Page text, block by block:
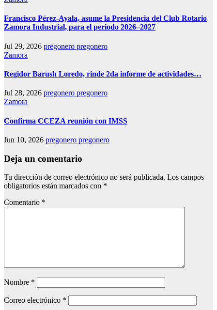
Francisco Pérez-Ayala, asume la Presidencia del Club Rotario
Zamora Industrial, para el periodo 2026–2027
Jul 29, 2026 pregonero pregonero
Zamora
Regidor Barush Loredo, rinde 2da informe de actividades…
Jul 28, 2026 pregonero pregonero
Zamora
Confirma CCEZA reunión con IMSS
Jun 10, 2026 pregonero pregonero
Deja un comentario
Tu dirección de correo electrónico no será publicada. Los campos
obligatorios están marcados con *
Comentario *
Nombre *
Correo electrónico *